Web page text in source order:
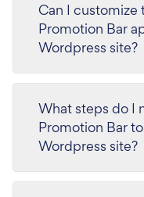
Can I customize
Promotion Bar
Wordpress site?
What steps do I
Promotion Bar
Wordpress site?